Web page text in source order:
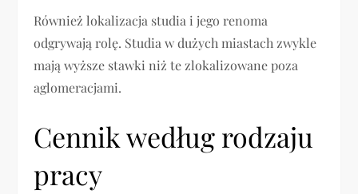
Również lokalizacja studia i jego renoma
odgrywają rolę. Studia w dużych miastach zwykle
mają wyższe stawki niż te zlokalizowane poza
aglomeracjami.
Cennik według rodzaju
pracy